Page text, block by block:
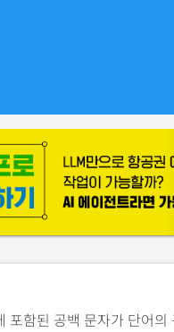
포함된 공백 문자가 단어의